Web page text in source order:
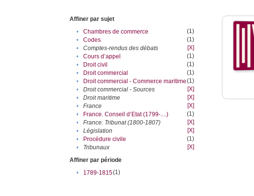
Affiner par sujet
•
Chambres de commerce
(1)
•
Codes
(1)
•
Comptes-rendus des débats
[X]
•
Cours d’appel
(1)
•
Droit civil
(1)
•
Droit commercial
(1)
•
Droit commercial - Commerce maritime(1)
•
Droit commercial - Sources
[X]
•
Droit maritime
[X]
•
France
[X]
•
France. Conseil d’Etat (1799-....)
(1)
•
France. Tribunat (1800-1807)
[X]
•
Législation
[X]
•
Procédure civile
(1)
•
Tribunaux
[X]
Affiner par période
•
1789-1815(1)